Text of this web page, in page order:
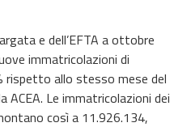
e dell’EFTA a ottobre
immatricolazioni di
rispetto allo stesso mese del
Le immatricolazioni dei
così a 11.926.134,